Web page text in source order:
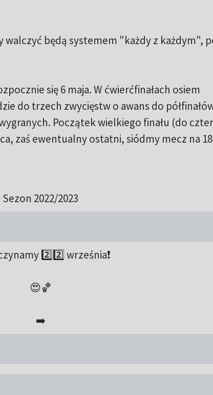
walczyć będą systemem "każdy z każdym",
się 6 maja. W ćwierćfinałach osiem
do trzech zwycięstw o awans do
Początek wielkiego finału (do
zaś ewentualny ostatni, siódmy mecz na 18
Sezon 2022/2023
2️⃣2️⃣ września❗️
😍🏀
➡️